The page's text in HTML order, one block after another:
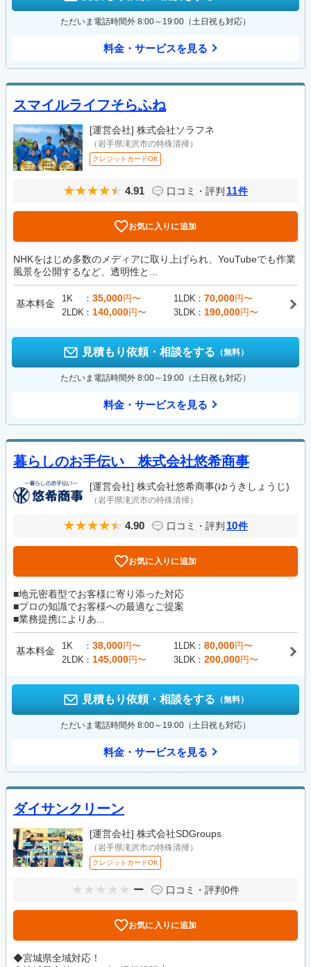
ただいま電話時間外 8:00～19:00（土日祝も対応）
料金・サービスを見る
スマイルライフそらふね
[運営会社] 株式会社ソラフネ
（岩手県滝沢市の特殊清掃）
クレジットカードOK
4.91 口コミ・評判 11件
お気に入りに追加
NHKをはじめ多数のメディアに取り上げられ、YouTubeでも作業
風景を公開するなど、透明性と...
基本料金 1K 35,000円〜 1LDK 70,000円〜
2LDK
140,000円〜 3LDK 190,000円〜
見積もり依頼・相談をする （無料）
ただいま電話時間外 8:00～19:00（土日祝も対応）
料金・サービスを見る
暮らしのお手伝い 株式会社悠希商事
[運営会社] 株式会社悠希商事(ゆうきしょうじ)
（岩手県滝沢市の特殊清掃）
4.90 口コミ・評判 10件
お気に入りに追加
■地元密着型でお客様に寄り添った対応
■プロの知識でお客様への最適なご提案
■業務提携によりあ...
基本料金 1K 38,000円〜 1LDK 80,000円〜
2LDK
145,000円〜 3LDK 200,000円〜
見積もり依頼・相談をする （無料）
ただいま電話時間外 8:00～19:00（土日祝も対応）
料金・サービスを見る
ダイサンクリーン
[運営会社] 株式会社SDGroups
（岩手県滝沢市の特殊清掃）
クレジットカードOK
ー 口コミ・評判0件
お気に入りに追加
◆宮城県全域対応！